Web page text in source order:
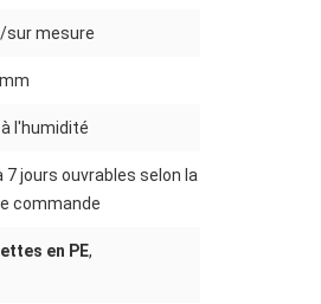
sur mesure
l'humidité
7 jours ouvrables selon la
commande
en PE,